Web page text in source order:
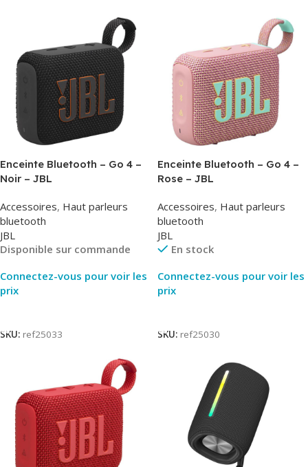
Enceinte Bluetooth – Go 4 –
Noir – JBL
Accessoires, Haut parleurs
bluetooth
JBL
Disponible sur commande
Connectez-vous pour voir les
prix
SKU: ref25033
Enceinte Bluetooth – Go 4 –
Rose – JBL
Accessoires, Haut parleurs
bluetooth
JBL
En stock
Connectez-vous pour voir les
prix
SKU: ref25030